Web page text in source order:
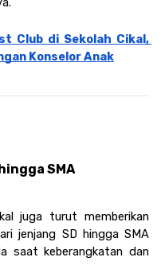
Club di Sekolah Cikal,
Konselor Anak
SMA
juga turut memberikan
jenjang SD hingga SMA
saat keberangkatan dan